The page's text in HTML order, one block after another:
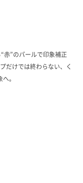
赤”のパールで印象補正
だけでは終わらない、く
。